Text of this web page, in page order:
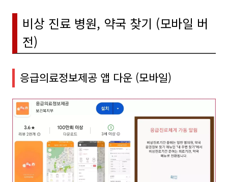
비상 진료 병원, 약국 찾기 (모바일 버
전)
응급의료정보제공 앱 다운 (모바일)